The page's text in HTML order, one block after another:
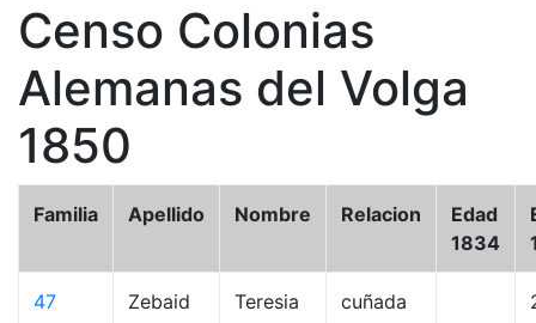
Censo Colonias
Alemanas del Volga
1850
Familia Apellido Nombre Relacion
Edad
1834
47 Zebaid Teresia cuñada